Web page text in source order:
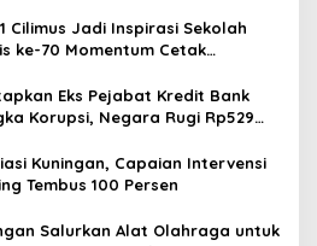
Cilimus Jadi Inspirasi Sekolah
ke-70 Momentum Cetak
Eks Pejabat Kredit Bank
Korupsi, Negara Rugi Rp529
Kuningan, Capaian Intervensi
Tembus 100 Persen
Salurkan Alat Olahraga untuk